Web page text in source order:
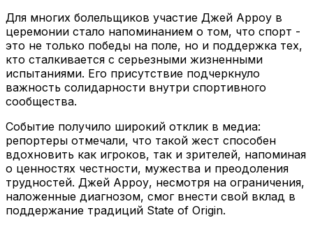
Для многих болельщиков участие Джей Арроу в
церемонии стало напоминанием о том, что спорт -
это не только победы на поле, но и поддержка тех,
кто сталкивается с серьезными жизненными
испытаниями. Его присутствие подчеркнуло
важность солидарности внутри спортивного
сообщества.
Событие получило широкий отклик в медиа:
репортеры отмечали, что такой жест способен
вдохновить как игроков, так и зрителей, напоминая
о ценностях честности, мужества и преодоления
трудностей. Джей Арроу, несмотря на ограничения,
наложенные диагнозом, смог внести свой вклад в
поддержание традиций State of Origin.